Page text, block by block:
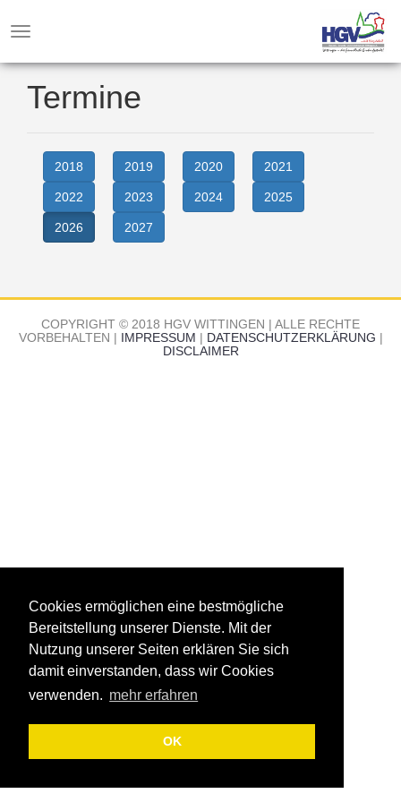
Cookies ermöglichen eine bestmögliche
Bereitstellung unserer Dienste. Mit der
Nutzung unserer Seiten erklären Sie sich
damit einverstanden, dass wir Cookies
verwenden. mehr erfahren
OK
Toggle
WITTINGEN
Termine
2018 2019 2020 2021
2022 2023 2024 2025
2026 2027
COPYRIGHT © 2018 HGV WITTINGEN | ALLE RECHTE
VORBEHALTEN | IMPRESSUM | DATENSCHUTZERKLÄRUNG |
DISCLAIMER